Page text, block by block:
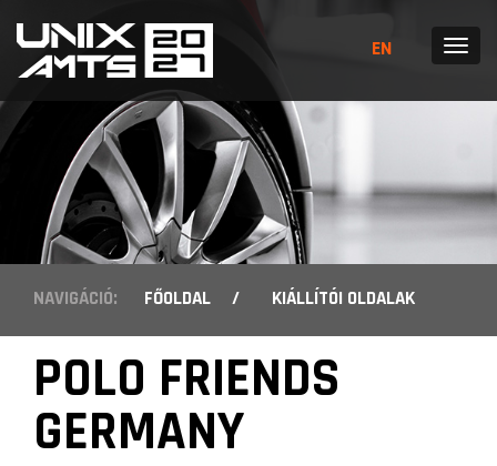
EN MENÜ
NAVIGÁCIÓ: FŐOLDAL / KIÁLLÍTÓI OLDALAK
POLO FRIENDS
GERMANY